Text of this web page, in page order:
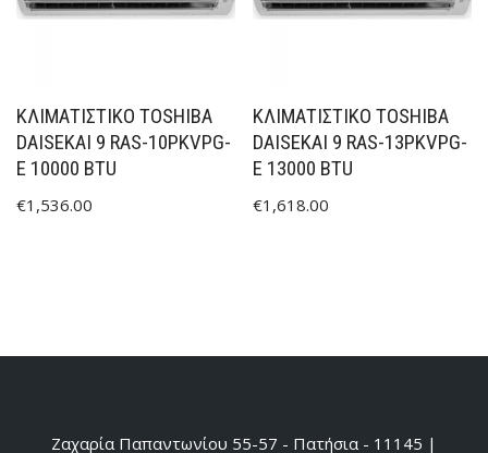
ΚΛΙΜΑΤΙΣΤΙΚΟ TOSHIBA
DAISEKAI 9 RAS-10PKVPG-
E 10000 BTU
€1,536.00
ΚΛΙΜΑΤΙΣΤΙΚΟ TOSHIBA
DAISEKAI 9 RAS-13PKVPG-
E 13000 BTU
€1,618.00
Ζαχαρία Παπαντωνίου 55-57 - Πατήσια - 11145 |